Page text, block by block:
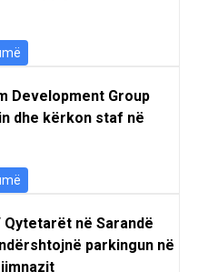
Development Group
dhe kërkon staf në
Qytetarët në Sarandë
parkingun në